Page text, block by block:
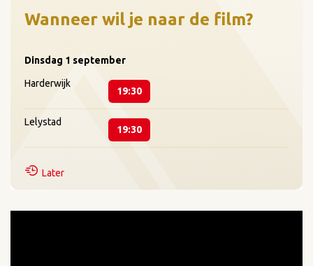
Wanneer wil je naar de film?
Dinsdag 1 september
Harderwijk
19:30
Lelystad
19:30
Later